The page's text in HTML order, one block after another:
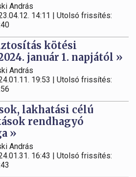
András
14:11 | Utolsó frissítés:
kötési
január 1. napjától »
András
19:53 | Utolsó frissítés:
lakhatási célú
rendhagyó
»
András
16:43 | Utolsó frissítés: